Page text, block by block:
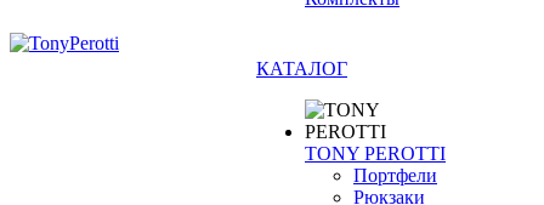
КАТАЛОГ
TONY PEROTTI
Портфели
Рюкзаки